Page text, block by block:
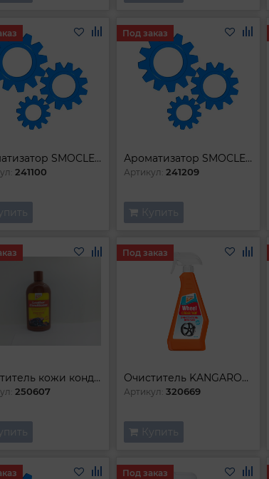
Ароматизатор SMOCLEAN LEMON
241100
Ароматизатор SMOCLEAN SQUASH
Артикул: 241209
Под заказ
Купить
Очиститель кожи кондиционер
250607
Очиститель KANGAROO дисков (650ml)
Артикул: 320669
Под заказ
Купить
Под заказ